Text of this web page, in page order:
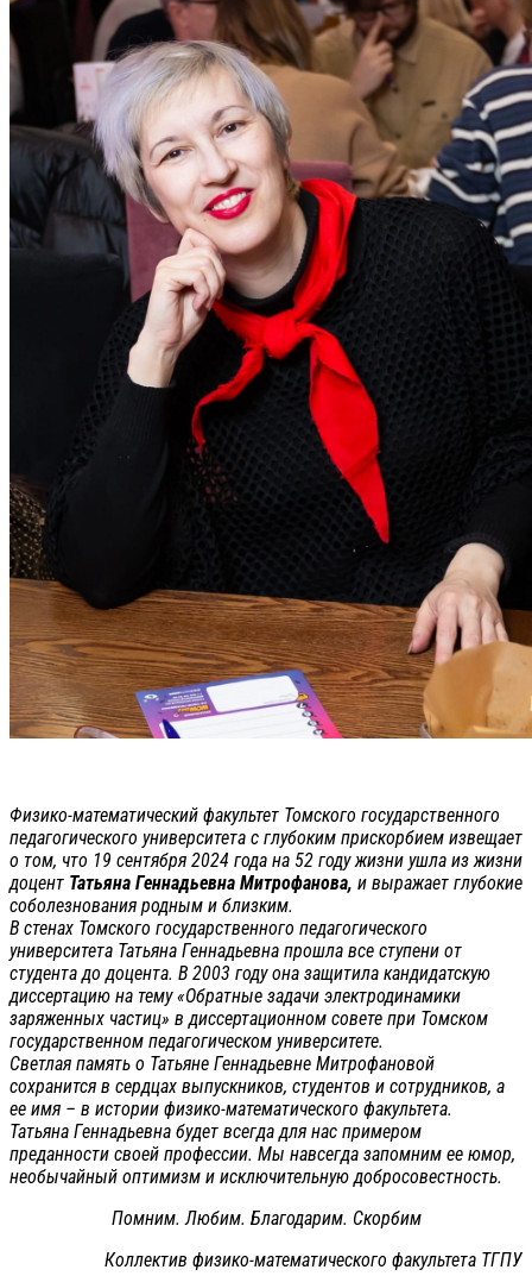
Физико-математический факультет Томского государственного
педагогического университета с глубоким прискорбием извещает
о том, что 19 сентября 2024 года на 52 году жизни ушла из жизни
доцент Татьяна Геннадьевна Митрофанова, и выражает глубокие
соболезнования родным и близким.
В стенах Томского государственного педагогического
университета Татьяна Геннадьевна прошла все ступени от
студента до доцента. В 2003 году она защитила кандидатскую
диссертацию на тему «Обратные задачи электродинамики
заряженных частиц» в диссертационном совете при Томском
государственном педагогическом университете.
Светлая память о Татьяне Геннадьевне Митрофановой
сохранится в сердцах выпускников, студентов и сотрудников, а
ее имя – в истории физико-математического факультета.
Татьяна Геннадьевна будет всегда для нас примером
преданности своей профессии. Мы навсегда запомним ее юмор,
необычайный оптимизм и исключительную добросовестность.
Помним. Любим. Благодарим. Скорбим
Коллектив физико-математического факультета ТГПУ